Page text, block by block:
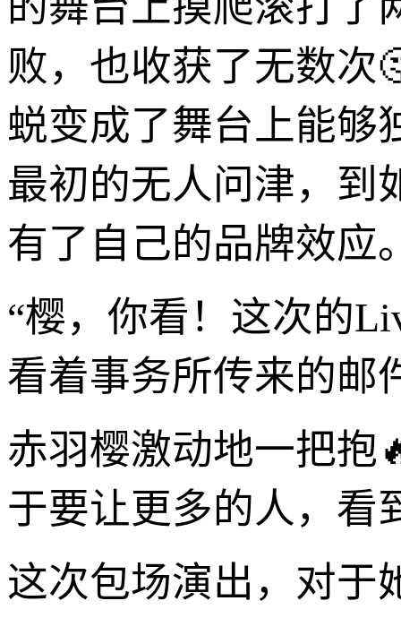
败，也收获了无数次
蜕变成了舞台上能够
最初的无人问津，到
有了自己的品牌效应
“樱，你看！这次的
看着事务所传来的邮
赤羽樱激动地一把抱
于要让更多的人，看
这次包场演出，对于